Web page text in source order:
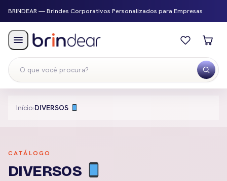
BRINDEAR — Brindes Corporativos Personalizados para Empresas
Menu
Início›DIVERSOS
CATÁLOGO
DIVERSOS